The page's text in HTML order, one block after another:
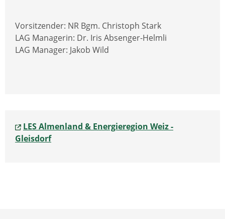
Vorsitzender: NR Bgm. Christoph Stark
LAG Managerin: Dr. Iris Absenger-Helmli
LAG Manager: Jakob Wild
LES Almenland & Energieregion Weiz -
Gleisdorf